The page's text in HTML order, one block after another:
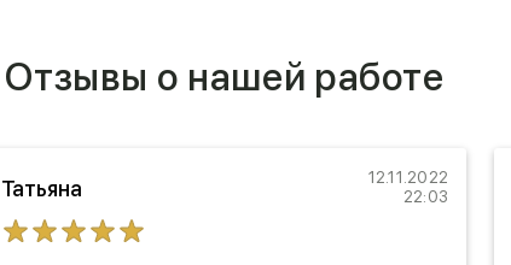
Отзывы о нашей работе
Татьяна
12.11.2022
22:03